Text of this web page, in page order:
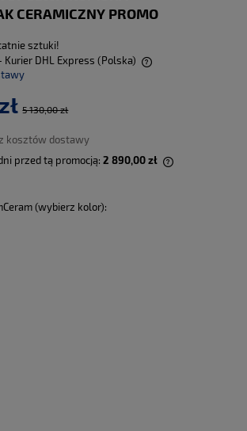
CERAMICZNY PROMO
sztuki!
Kurier DHL Express (Polska)
kosztów płatności
5 130,00 zł
kosztów dostawy
przed tą promocją: 2 890,00 zł
(wybierz kolor):